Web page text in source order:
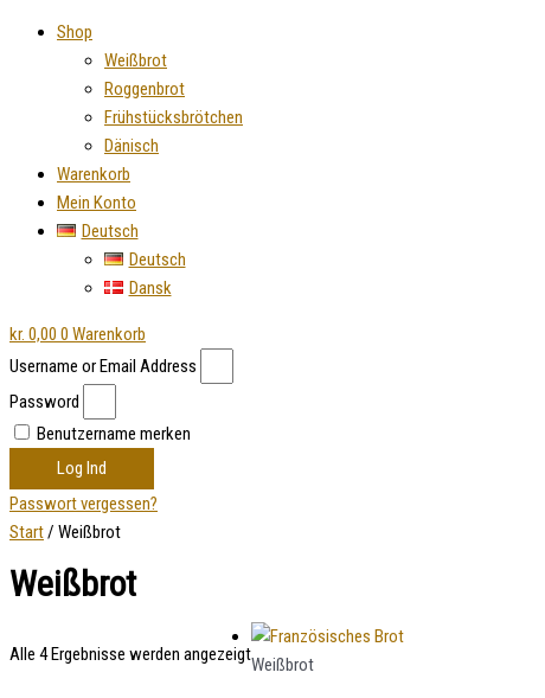
Shop
Weißbrot
Roggenbrot
Frühstücksbrötchen
Dänisch
Warenkorb
Mein Konto
Deutsch
Deutsch
Dansk
kr. 0,00 0 Warenkorb
Username or Email Address
Password
Benutzername merken
Log Ind
Passwort vergessen?
Start/ Weißbrot
Weißbrot
Alle 4 Ergebnisse werden angezeigtWeißbrot